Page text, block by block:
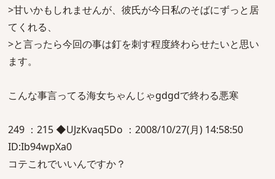
>甘いかもしれませんが、彼氏が今日私のそばにずっと居
てくれる、
>と言ったら今回の事は釘を刺す程度終わらせたいと思い
ます。
こんな事言ってる海女ちゃんじゃgdgdで終わる悪寒
249 ：215 ◆UJzKvaq5Do ：2008/10/27(月) 14:58:50
ID:Ib94wpXa0
コテこれでいいんですか？